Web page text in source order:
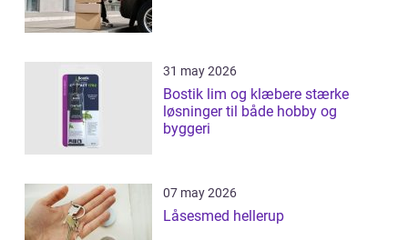
31 may 2026
Bostik lim og klæbere stærke
løsninger til både hobby og
byggeri
07 may 2026
Låsesmed hellerup